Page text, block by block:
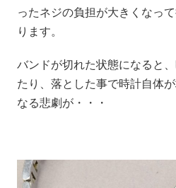
ったネジの負担が大きくなっ
ります。
バンドが切れた状態になると
たり、落とした事で時計自体
なる悲劇が・・・